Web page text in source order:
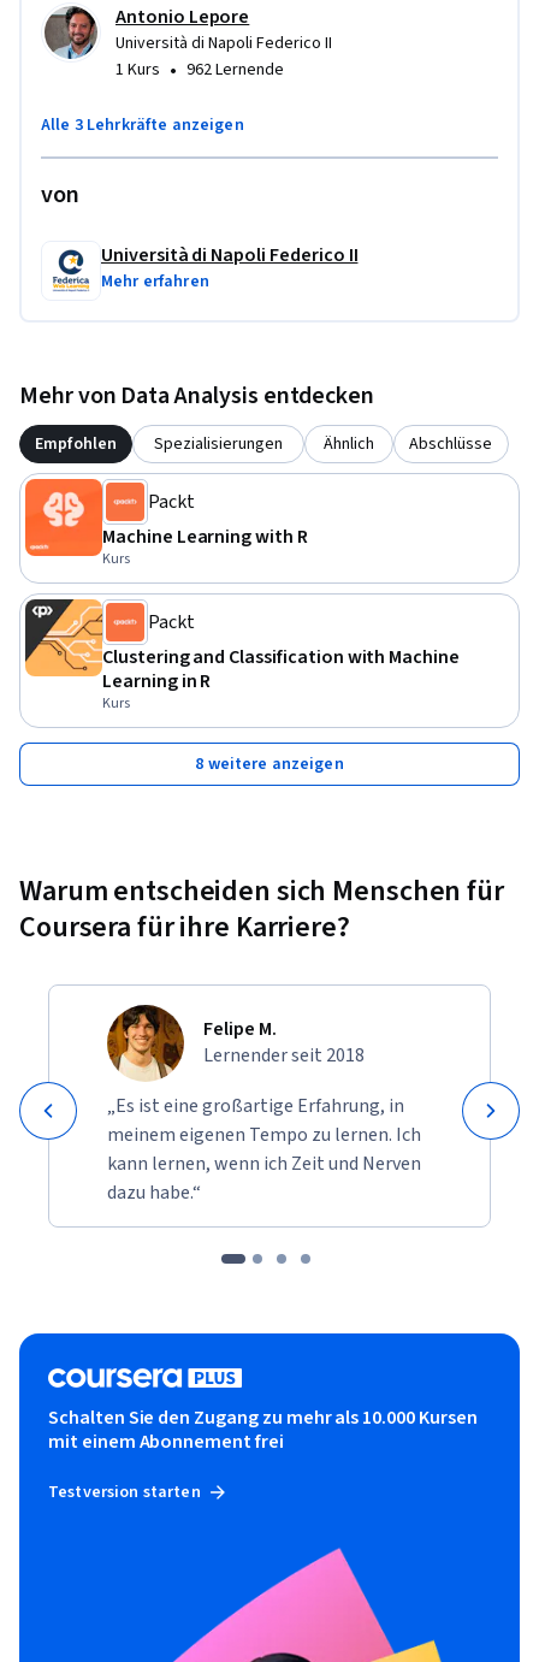
Antonio Lepore
Università di Napoli Federico II
1 Kurs • 962 Lernende
Alle 3 Lehrkräfte anzeigen
von
Università di Napoli Federico II
Mehr erfahren
Mehr von Data Analysis entdecken
Empfohlen Spezialisierungen Ähnlich Abschlüsse
Packt
Machine Learning with R
Kurs
Packt
Clustering and Classification with Machine
Learning in R
Kurs
8 weitere anzeigen
Warum entscheiden sich Menschen für
Coursera für ihre Karriere?
Felipe M.
Lernender seit 2018
„Es ist eine großartige Erfahrung, in
meinem eigenen Tempo zu lernen. Ich
kann lernen, wenn ich Zeit und Nerven
dazu habe.“
Schalten Sie den Zugang zu mehr als 10.000 Kursen
mit einem Abonnement frei
Testversion starten